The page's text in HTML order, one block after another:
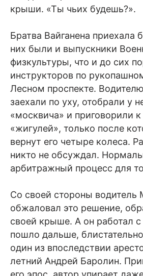
крыши. «Ты чьих будешь?».
Братва Вайганена приехала
них были и выпускники
физкультуры, что и до сих
инструкторов по
Лесном проспекте.
заехали по уху, отобрали у
«москвича» и приговорили
«жигулей», только после
вернут его четыре колеса.
никто не обсуждал.
арбитражный процесс для
Со своей стороны водитель
обжаловал это решение,
своей крыше. А он работал
пошло дальше,
один из впоследствии
летний Андрей Баролин.